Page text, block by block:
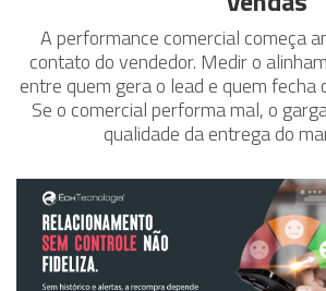
A performance comercial começa
contato do vendedor. Medir o
entre quem gera o lead e quem fecha
Se o comercial performa mal, o
qualidade da entrega do